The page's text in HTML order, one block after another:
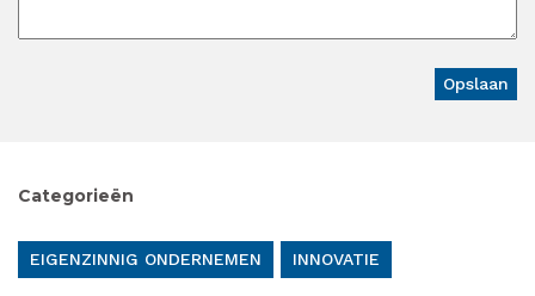
Categorieën
EIGENZINNIG ONDERNEMEN INNOVATIE